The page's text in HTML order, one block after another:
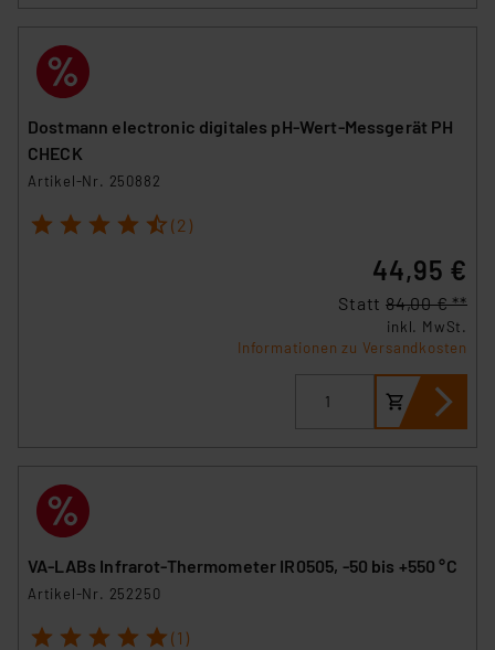
Dostmann electronic digitales pH-Wert-Messgerät PH
CHECK
Artikel-Nr. 250882
1 2 3 4 5 (2)
44,95 €
Statt 84,00 € **
inkl. MwSt.
Informationen zu Versandkosten
VA-LABs Infrarot-Thermometer IR0505, -50 bis +550 °C
Artikel-Nr. 252250
1 2 3 4 5 (1)